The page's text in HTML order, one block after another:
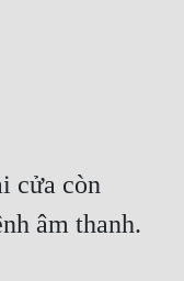
cửa còn
âm thanh.